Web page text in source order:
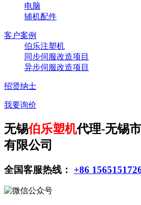
电脑
辅机配件
客户案例
伯乐注塑机
同步伺服改造项目
异步伺服改造项目
招贤纳士
我要询价
无锡伯乐塑机代理-无锡
有限公司
全国客服热线： +86